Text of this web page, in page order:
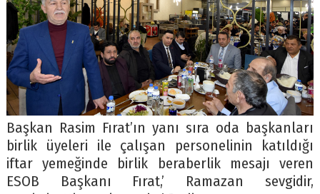
Başkan Rasim Fırat’ın yanı sıra oda başkanları
birlik üyeleri ile çalışan personelinin katıldığı
iftar yemeğinde birlik beraberlik mesajı veren
ESOB Başkanı Fırat,’ Ramazan sevgidir,